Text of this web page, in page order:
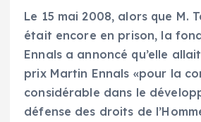
Le 15 mai 2008, alors que M.
était encore en prison, la
Ennals a annoncé qu’elle
prix Martin Ennals «pour la
considérable dans le
défense des droits de